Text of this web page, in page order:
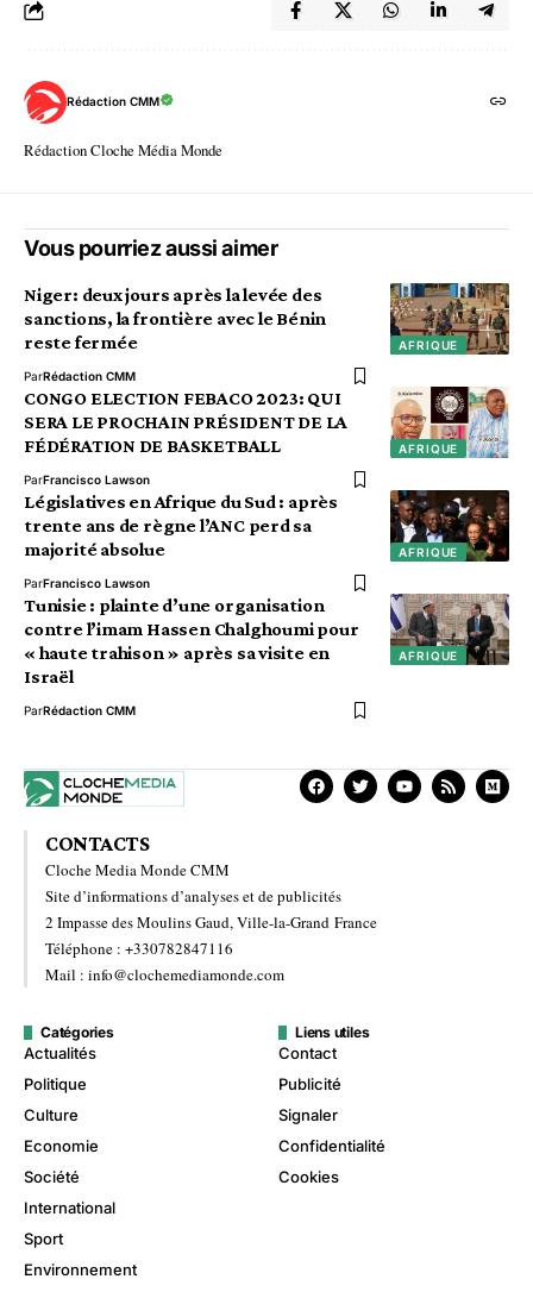
Rédaction CMM
Rédaction Cloche Média Monde
Vous pourriez aussi aimer
AFRIQUE
Niger: deux jours après la levée des
sanctions, la frontière avec le Bénin
reste fermée
ParRédaction CMM
AFRIQUE
CONGO ELECTION FEBACO 2023: QUI
SERA LE PROCHAIN PRÉSIDENT DE LA
FÉDÉRATION DE BASKETBALL
ParFrancisco Lawson
AFRIQUE
Législatives en Afrique du Sud : après
trente ans de règne l’ANC perd sa
majorité absolue
ParFrancisco Lawson
AFRIQUE
Tunisie : plainte d’une organisation
contre l’imam Hassen Chalghoumi pour
« haute trahison » après sa visite en
Israël
ParRédaction CMM
CONTACTS
Cloche Media Monde CMM
Site d’informations d’analyses et de publicités
2 Impasse des Moulins Gaud, Ville-la-Grand France
Téléphone : +330782847116
Mail : info@clochemediamonde.com
Catégories
Actualités
Politique
Culture
Economie
Société
International
Sport
Environnement
Liens utiles
Contact
Publicité
Signaler
Confidentialité
Cookies